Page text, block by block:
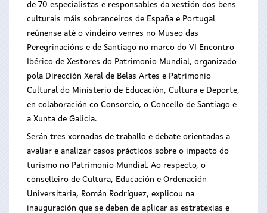
de 70 especialistas e responsables da xestión dos bens
culturais máis sobranceiros de España e Portugal
reúnense até o vindeiro venres no Museo das
Peregrinacións e de Santiago no marco do VI Encontro
Ibérico de Xestores do Patrimonio Mundial, organizado
pola Dirección Xeral de Belas Artes e Patrimonio
Cultural do Ministerio de Educación, Cultura e Deporte,
en colaboración co Consorcio, o Concello de Santiago e
a Xunta de Galicia.
Serán tres xornadas de traballo e debate orientadas a
avaliar e analizar casos prácticos sobre o impacto do
turismo no Patrimonio Mundial. Ao respecto, o
conselleiro de Cultura, Educación e Ordenación
Universitaria, Román Rodríguez, explicou na
inauguración que se deben de aplicar as estratexias e